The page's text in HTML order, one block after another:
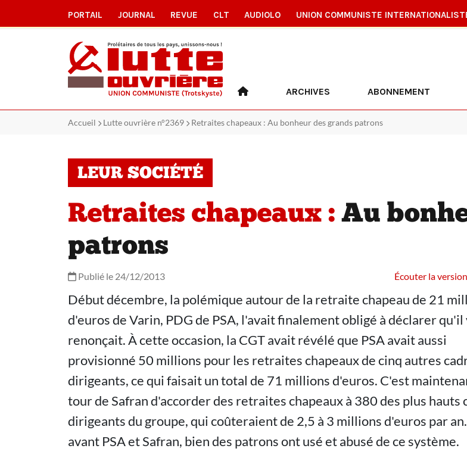
PORTAIL JOURNAL REVUE CLT AUDIOLO UNION COMMUNISTE
ARCHIVES ABONNEMENT
Accueil Lutte ouvrière n°2369 Retraites chapeaux : Au bonheur des grands patrons
LEUR SOCIÉTÉ
Retraites chapeaux : Au
patrons
Publié le 24/12/2013 Écouter la
Début décembre, la polémique autour de la retraite chapeau de 21
d'euros de Varin, PDG de PSA, l'avait finalement obligé à déclarer qu'il
renonçait. À cette occasion, la CGT avait révélé que PSA avait aussi
provisionné 50 millions pour les retraites chapeaux de cinq autres
dirigeants, ce qui faisait un total de 71 millions d'euros. C'est
tour de Safran d'accorder des retraites chapeaux à 380 des plus hauts
dirigeants du groupe, qui coûteraient de 2,5 à 3 millions d'euros par
avant PSA et Safran, bien des patrons ont usé et abusé de ce système.